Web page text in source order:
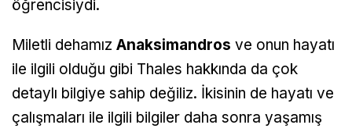
öğrencisiydi.
Miletli dehamız Anaksimandros ve onun hayatı
ile ilgili olduğu gibi Thales hakkında da çok
detaylı bilgiye sahip değiliz. İkisinin de hayatı ve
çalışmaları ile ilgili bilgiler daha sonra yaşamış